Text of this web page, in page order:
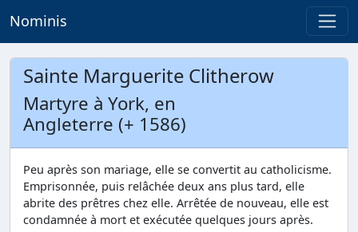
Nominis
Sainte Marguerite Clitherow
Martyre à York, en
Angleterre (+ 1586)
Peu après son mariage, elle se convertit au catholicisme.
Emprisonnée, puis relâchée deux ans plus tard, elle
abrite des prêtres chez elle. Arrêtée de nouveau, elle est
condamnée à mort et exécutée quelques jours après.